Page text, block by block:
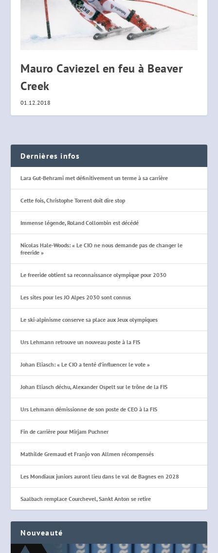
Mauro Caviezel en feu à Beaver
Creek
01.12.2018
Dernières infos
Lara Gut-Behrami met définitivement un terme à sa carrière
Cette fois, Christophe Torrent doit dire stop
Immense légende, Roland Collombin est décédé
Nicolas Hale-Woods: « Le CIO ne nous demande pas de changer le
freeride »
Le freeride obtient sa reconnaissance olympique pour 2030
Les sites pour les JO Alpes 2030 sont connus
Le ski-alpinisme conserve sa place aux Jeux olympiques
Urs Lehmann retrouve un nouveau poste à la FIS
Johan Eliasch: « Le CIO a tenté d’influencer le vote »
Johan Eliasch déchu, Alexander Ospelt sur le trône de la FIS
Urs Lehmann démissionne de son poste de CEO à la FIS
Fin de carrière pour Mirjam Puchner
Mathilde Gremaud et Franjo von Allmen récompensés
Les Mondiaux juniors auront lieu dans le val de Bagnes en 2028
Saalbach remplace Courchevel, Sankt Anton se retire
Nouveauté